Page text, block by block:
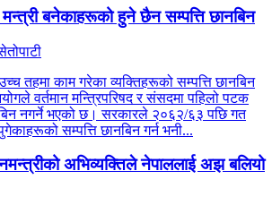
बनेकाहरूको हुने छैन सम्पत्ति छानबिन
तहमा काम गरेका व्यक्तिहरूको सम्पत्ति छानबिन
वर्तमान मन्त्रिपरिषद र संसदमा पहिलो पटक
नगर्ने भएको छ। सरकारले २०६२/६३ पछि गत
सम्पत्ति छानबिन गर्न भनी...
अभिव्यक्तिले नेपाललाई अझ बलियो